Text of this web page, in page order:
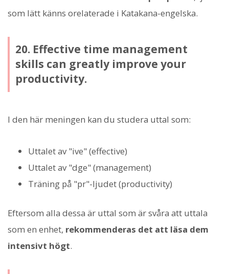
som lätt känns orelaterade i Katakana-engelska.
20. Effective time management
skills can greatly improve your
productivity.
I den här meningen kan du studera uttal som:
Uttalet av "ive" (effective)
Uttalet av "dge" (management)
Träning på "pr"-ljudet (productivity)
Eftersom alla dessa är uttal som är svåra att uttala
som en enhet, rekommenderas det att läsa dem
intensivt högt.